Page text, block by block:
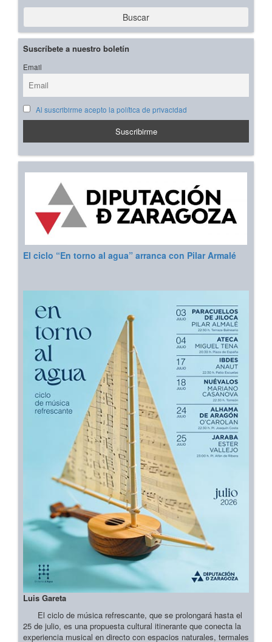
Buscar
Suscríbete a nuestro boletín
Email
Al suscribirme acepto la política de privacidad
El ciclo “En torno al agua” arranca con Pilar Armalé
Luis Gareta
El ciclo de música refrescante, que se prolongará hasta el
25 de julio, es una propuesta cultural itinerante que conecta la
experiencia musical en directo con espacios naturales, termales